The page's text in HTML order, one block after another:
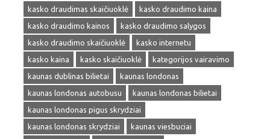
kasko draudimas skaičiuoklė
kasko draudimo kaina
kasko draudimo kainos
kasko draudimo salygos
kasko draudimo skaičiuoklė
kasko internetu
kasko kaina
kasko skaičiuoklė
kategorijos vairavimo
kaunas dublinas bilietai
kaunas londonas
kaunas londonas autobusu
kaunas londonas bilietai
kaunas londonas pigus skrydziai
kaunas londonas skrydziai
kaunas viesbuciai